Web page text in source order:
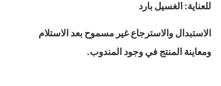
للعناية: الغسيل بارد
الاستبدال والاسترجاع غير مسموح بعد الاستلام
ومعاينة المنتج في وجود المندوب.